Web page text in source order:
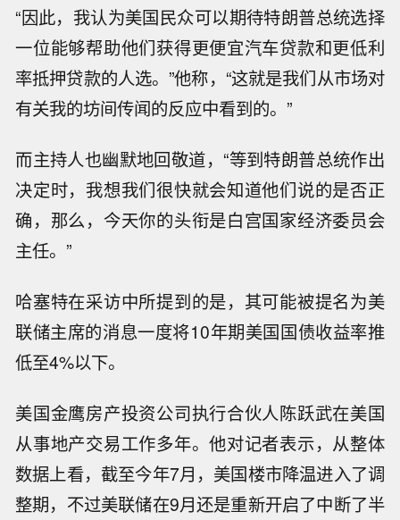
“因此，我认为美国民众可以期待特朗普总统选择
一位能够帮助他们获得更便宜汽车贷款和更低利
率抵押贷款的人选。”他称，“这就是我们从市场对
有关我的坊间传闻的反应中看到的。”
而主持人也幽默地回敬道，“等到特朗普总统作出
决定时，我想我们很快就会知道他们说的是否正
确，那么，今天你的头衔是白宫国家经济委员会
主任。”
哈塞特在采访中所提到的是，其可能被提名为美
联储主席的消息一度将10年期美国国债收益率推
低至4%以下。
美国金鹰房产投资公司执行合伙人陈跃武在美国
从事地产交易工作多年。他对记者表示，从整体
数据上看，截至今年7月，美国楼市降温进入了调
整期，不过美联储在9月还是重新开启了中断了半